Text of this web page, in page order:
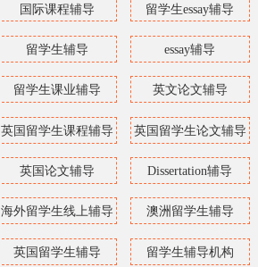
国际课程辅导 留学生essay辅导
留学生辅导 essay辅导
留学生课业辅导 英文论文辅导
英国留学生课程辅导 英国留学生论文辅导
英国论文辅导 Dissertation辅导
海外留学生线上辅导 澳洲留学生辅导
英国留学生辅导 留学生辅导机构